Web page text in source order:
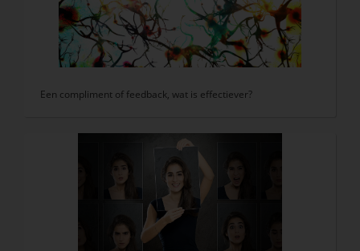
Een compliment of feedback, wat is effectiever?